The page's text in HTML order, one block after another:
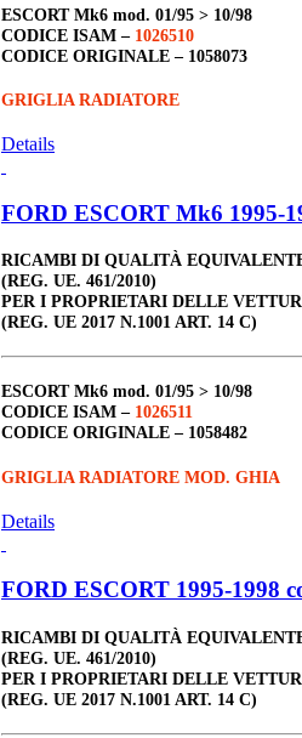
ESCORT Mk6 mod. 01/95 > 10/98
CODICE ISAM – 1026510
CODICE ORIGINALE – 1058073
GRIGLIA RADIATORE
Details
FORD ESCORT Mk6 1995-
RICAMBI DI QUALITÀ
(REG. UE. 461/2010)
PER I PROPRIETARI DELLE
(REG. UE 2017 N.1001 ART. 14 C)
ESCORT Mk6 mod. 01/95 > 10/98
CODICE ISAM – 1026511
CODICE ORIGINALE – 1058482
GRIGLIA RADIATORE MOD. GHIA
Details
FORD ESCORT 1995-1998
RICAMBI DI QUALITÀ
(REG. UE. 461/2010)
PER I PROPRIETARI DELLE
(REG. UE 2017 N.1001 ART. 14 C)